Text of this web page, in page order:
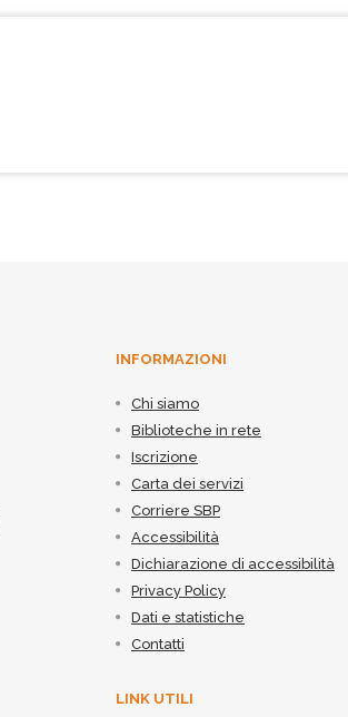
INFORMAZIONI
Chi siamo
Biblioteche in rete
Iscrizione
Carta dei servizi
Corriere SBP
Accessibilità
Dichiarazione di accessibilità
Privacy Policy
Dati e statistiche
Contatti
LINK UTILI